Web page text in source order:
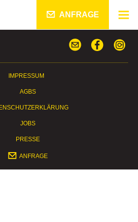
ANFRAGE
IMPRESSUM
AGBS
JOBS
PRESSE
ANFRAGE